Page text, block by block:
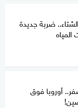
ضربة جديدة
المياه
أوروبا فوق